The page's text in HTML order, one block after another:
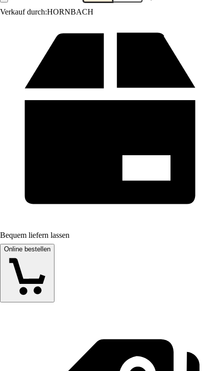
Verkauf durch:HORNBACH
Bequem liefern lassen
Online bestellen